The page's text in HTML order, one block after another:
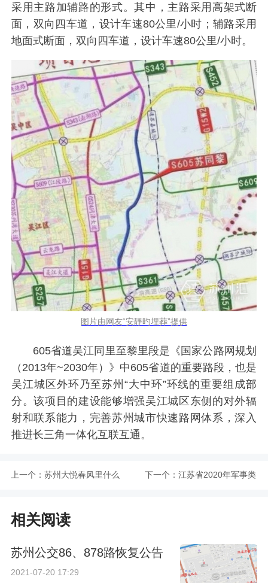
采用主路加辅路的形式。其中，主路采用高架式断
面，双向四车道，设计车速80公里/小时；辅路采用
地面式断面，双向四车道，设计车速80公里/小时。
图片由网友“安靜旳埋葬”提供
605省道吴江同里至黎里段是《国家公路网规划
（2013年~2030年）》中605省道的重要路段，也是
吴江城区外环乃至苏州“大中环”环线的重要组成部
分。该项目的建设能够增强吴江城区东侧的对外辐
射和联系能力，完善苏州城市快速路网体系，深入
推进长三角一体化互联互通。
上一个： 苏州大悦春风里什么 下一个： 江苏省2020年军事类
相关阅读
苏州公交86、878路恢复公告
2021-07-20 17:29